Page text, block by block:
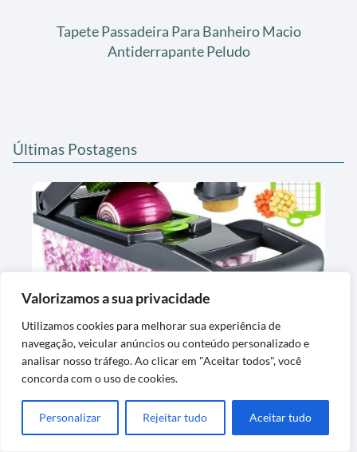
Valorizamos a sua privacidade
Utilizamos cookies para melhorar sua experiência de
navegação, veicular anúncios ou conteúdo personalizado e
analisar nosso tráfego. Ao clicar em "Aceitar todos", você
concorda com o uso de cookies.
Personalizar Rejeitar tudo Aceitar tudo
Tapete Passadeira Para Banheiro Macio
Antiderrapante Peludo
Últimas Postagens
Cortador e Fatiador para Alimentos em Aço
Inox Premium